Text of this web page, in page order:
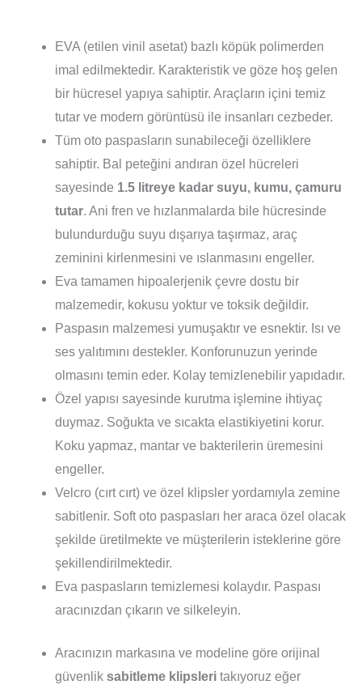
EVA (etilen vinil asetat) bazlı köpük polimerden
imal edilmektedir. Karakteristik ve göze hoş gelen
bir hücresel yapıya sahiptir. Araçların içini temiz
tutar ve modern görüntüsü ile insanları cezbeder.
Tüm oto paspasların sunabileceği özelliklere
sahiptir. Bal peteğini andıran özel hücreleri
sayesinde 1.5 litreye kadar suyu, kumu, çamuru
tutar. Ani fren ve hızlanmalarda bile hücresinde
bulundurduğu suyu dışarıya taşırmaz, araç
zeminini kirlenmesini ve ıslanmasını engeller.
Eva tamamen hipoalerjenik çevre dostu bir
malzemedir, kokusu yoktur ve toksik değildir.
Paspasın malzemesi yumuşaktır ve esnektir. Isı ve
ses yalıtımını destekler. Konforunuzun yerinde
olmasını temin eder. Kolay temizlenebilir yapıdadır.
Özel yapısı sayesinde kurutma işlemine ihtiyaç
duymaz. Soğukta ve sıcakta elastikiyetini korur.
Koku yapmaz, mantar ve bakterilerin üremesini
engeller.
Velcro (cırt cırt) ve özel klipsler yordamıyla zemine
sabitlenir. Soft oto paspasları her araca özel olacak
şekilde üretilmekte ve müşterilerin isteklerine göre
şekillendirilmektedir.
Eva paspasların temizlemesi kolaydır. Paspası
aracınızdan çıkarın ve silkeleyin.
Aracınızın markasına ve modeline göre orijinal
güvenlik sabitleme klipsleri takıyoruz eğer